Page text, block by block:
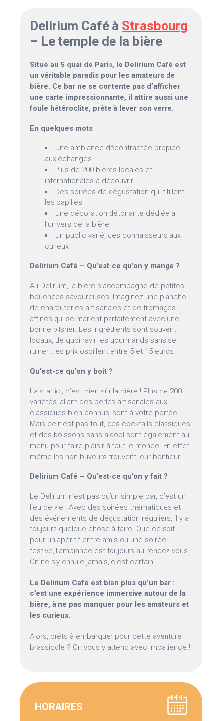
Delirium Café à Strasbourg
– Le temple de la bière
Situé au 5 quai de Paris, le Delirium Café est
un véritable paradis pour les amateurs de
bière. Ce bar ne se contente pas d’afficher
une carte impressionnante, il attire aussi une
foule hétéroclite, prête à lever son verre.
En quelques mots
Une ambiance décontractée propice
aux échanges
Plus de 200 bières locales et
internationales à découvrir
Des soirées de dégustation qui titillent
les papilles
Une décoration détonante dédiée à
l’univers de la bière
Un public varié, des connaisseurs aux
curieux
Delirium Café – Qu’est-ce qu’on y mange ?
Au Delirium, la bière s’accompagne de petites
bouchées savoureuses. Imaginez une planche
de charcuteries artisanales et de fromages
affinés qui se marient parfaitement avec une
bonne pilsner. Les ingrédients sont souvent
locaux, de quoi ravir les gourmands sans se
ruiner : les prix oscillent entre 5 et 15 euros.
Qu’est-ce qu’on y boit ?
La star ici, c’est bien sûr la bière ! Plus de 200
variétés, allant des perles artisanales aux
classiques bien connus, sont à votre portée.
Mais ce n’est pas tout, des cocktails classiques
et des boissons sans alcool sont également au
menu pour faire plaisir à tout le monde. En effet,
même les non-buveurs trouvent leur bonheur !
Delirium Café – Qu’est-ce qu’on y fait ?
Le Delirium n’est pas qu’un simple bar, c’est un
lieu de vie ! Avec des soirées thématiques et
des événements de dégustation réguliers, il y a
toujours quelque chose à faire. Que ce soit
pour un apéritif entre amis ou une soirée
festive, l’ambiance est toujours au rendez-vous.
On ne s’y ennuie jamais, c’est certain !
Le Delirium Café est bien plus qu’un bar :
c’est une expérience immersive autour de la
bière, à ne pas manquer pour les amateurs et
les curieux.
Alors, prêts à embarquer pour cette aventure
brassicole ? On vous y attend avec impatience !
HORAIRES